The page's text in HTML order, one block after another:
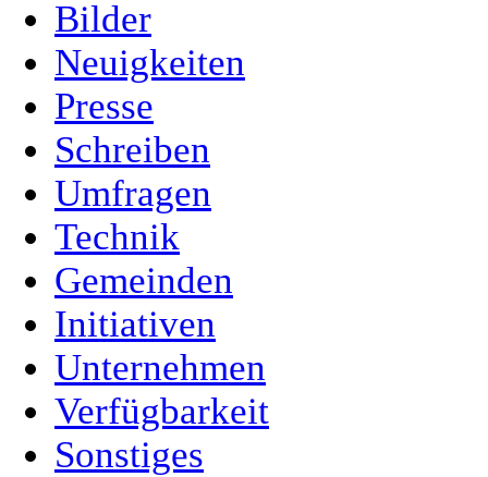
Bilder
Neuigkeiten
Presse
Schreiben
Umfragen
Technik
Gemeinden
Initiativen
Unternehmen
Verfügbarkeit
Sonstiges